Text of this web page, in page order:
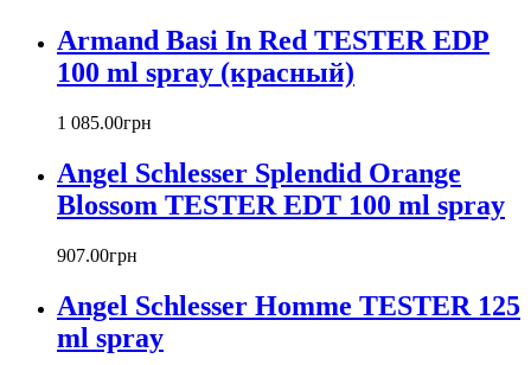
Bill Blass
Biotherm
Blumarine
Bond № 9
Boucheron
Bourjois
Britney Spears
Bruno Banani
Bvlgari
Byblos
Byredo
Armand Basi In Red TESTER EDP
100 ml spray (красный)
1 085.00грн
Angel Schlesser Splendid Orange
Blossom TESTER EDT 100 ml spray
907.00грн
Angel Schlesser Homme TESTER 125
ml spray